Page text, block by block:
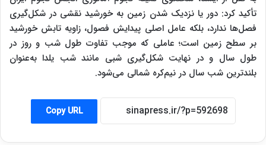
تأکید کرد: دور یا نزدیک شدن زمین به خورشید نقشی در شکل‌گیری
فصل‌ها ندارد، بلکه عامل اصلی پیدایش فصول، زاویه تابش خورشید
بر سطح زمین است؛ عاملی که موجب تفاوت طول شب و روز در
طول سال و در نهایت شکل‌گیری شبی مانند شب یلدا به‌عنوان
بلندترین شب سال در نیم‌کره شمالی می‌شود.
Copy URL